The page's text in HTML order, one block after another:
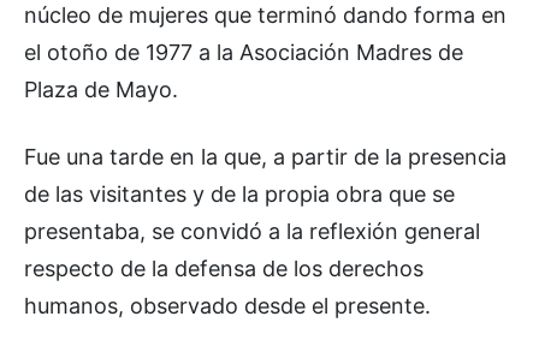
núcleo de mujeres que terminó dando forma en
el otoño de 1977 a la Asociación Madres de
Plaza de Mayo.
Fue una tarde en la que, a partir de la presencia
de las visitantes y de la propia obra que se
presentaba, se convidó a la reflexión general
respecto de la defensa de los derechos
humanos, observado desde el presente.